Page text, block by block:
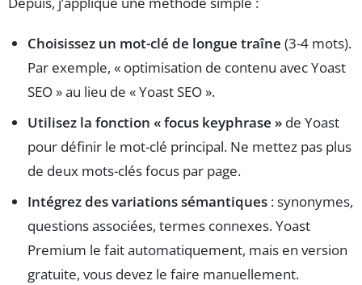
Choisissez un mot-clé de longue traîne (3-4 mots).
Par exemple, « optimisation de contenu avec Yoast
SEO » au lieu de « Yoast SEO ».
Utilisez la fonction « focus keyphrase » de Yoast
pour définir le mot-clé principal. Ne mettez pas plus
de deux mots-clés focus par page.
Intégrez des variations sémantiques : synonymes,
questions associées, termes connexes. Yoast
Premium le fait automatiquement, mais en version
gratuite, vous devez le faire manuellement.